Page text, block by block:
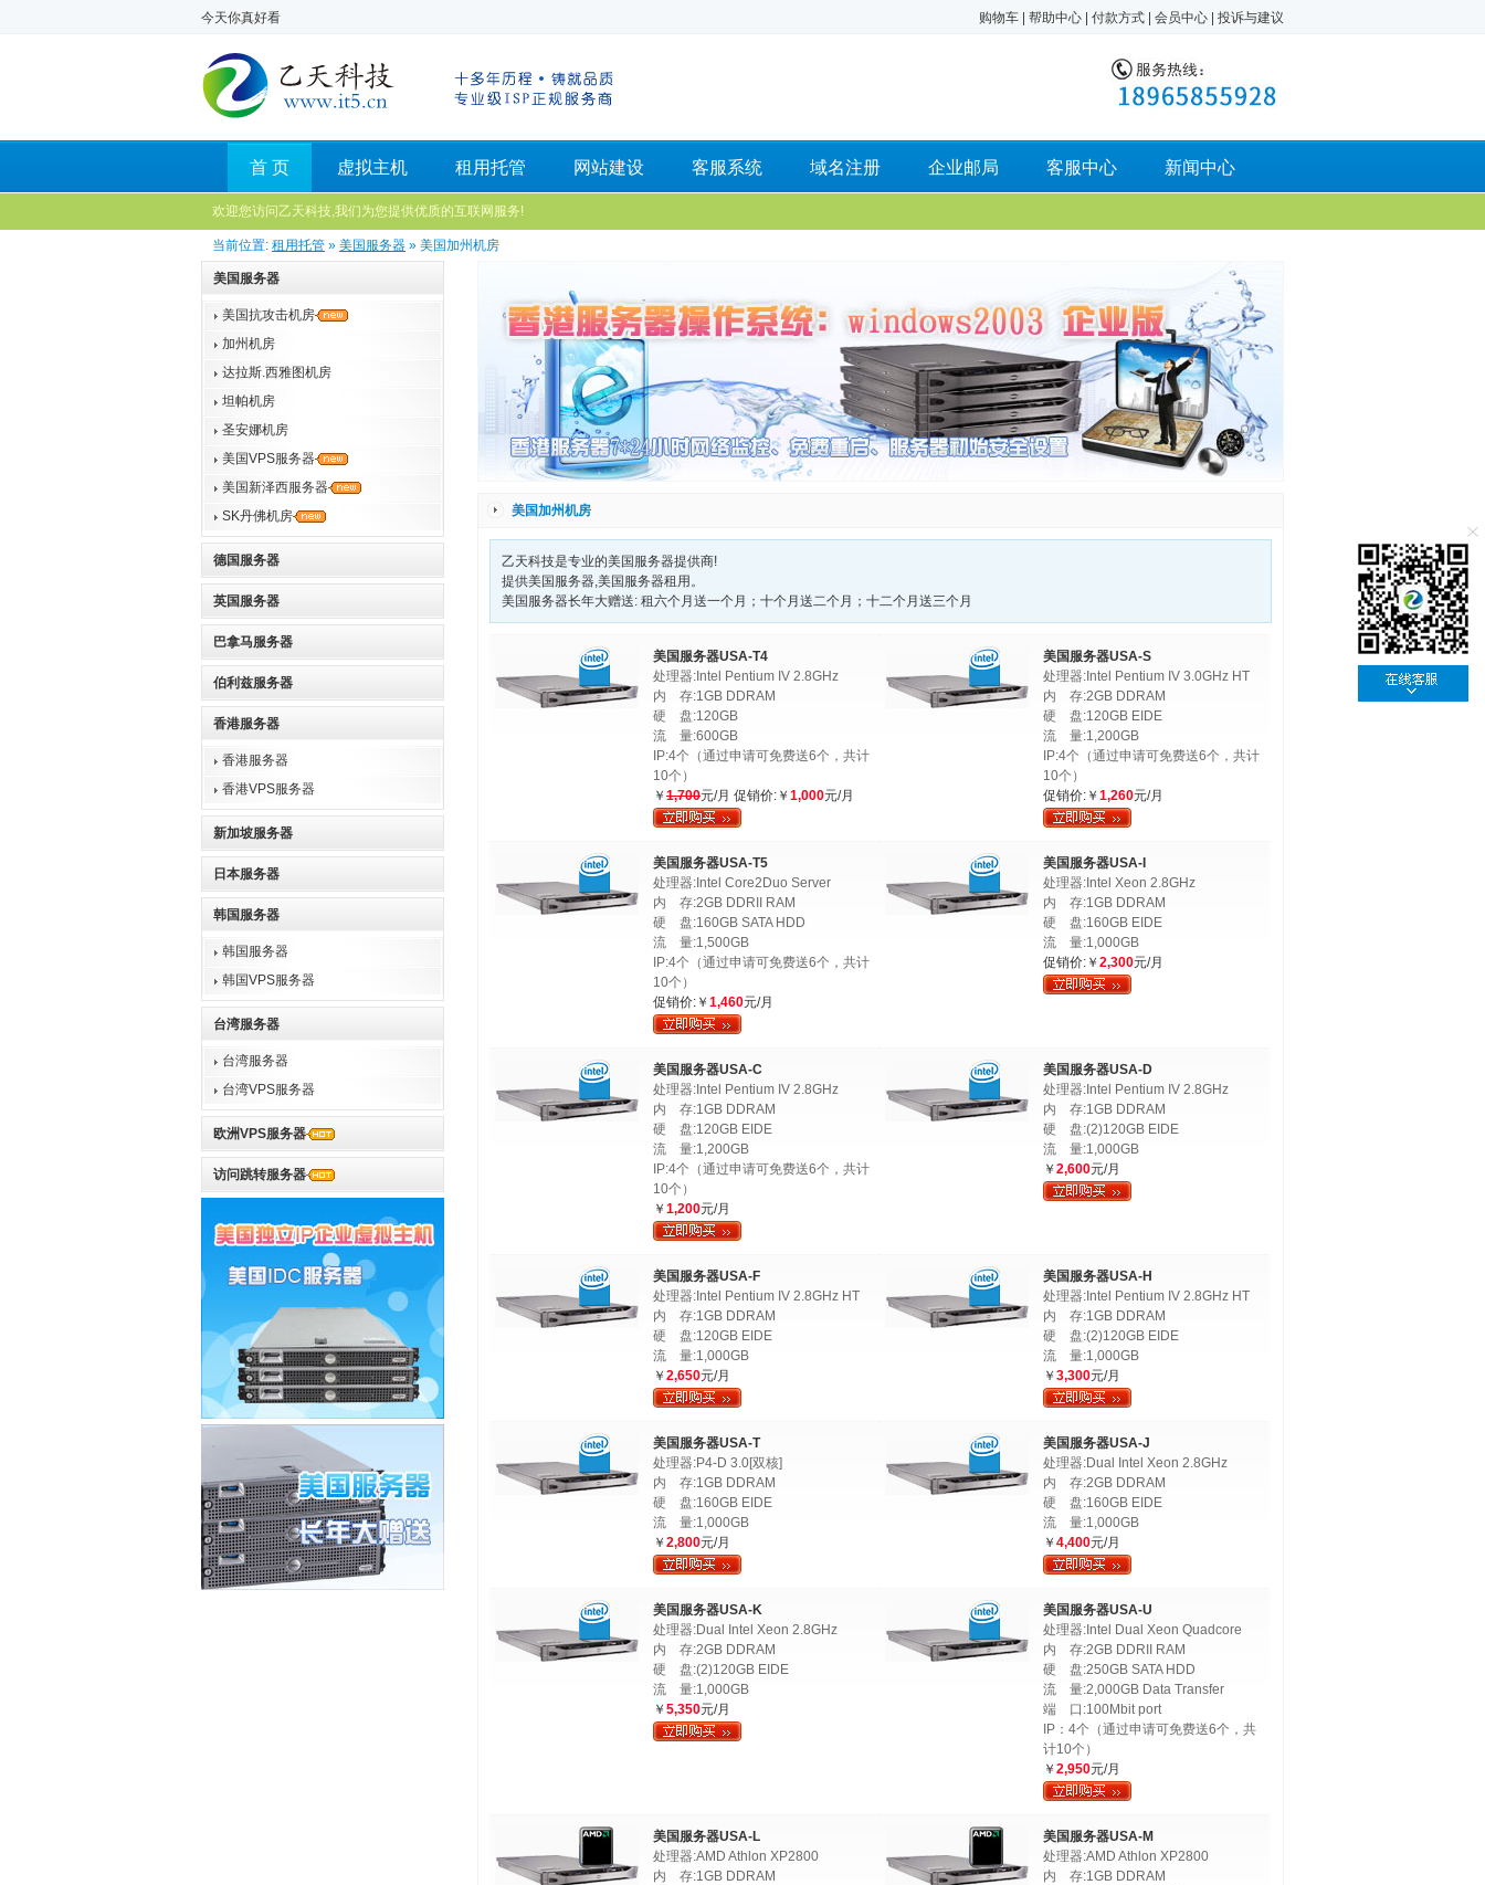
今天你真好看 购物车 帮助中心 付款方式 会员中心 投诉与建议
首 页 虚拟主机 租用托管 网站建设 客服系统 域名注册 企业邮局 客服中心 新闻中心
欢迎您访问乙天科技,我们为您提供优质的互联网服务!
当前位置: 租用托管 » 美国服务器 » 美国加州机房
美国服务器
美国抗攻击机房
加州机房
达拉斯.西雅图机房
坦帕机房
圣安娜机房
美国VPS服务器
美国新泽西服务器
SK丹佛机房
德国服务器
英国服务器
巴拿马服务器
伯利兹服务器
香港服务器
香港服务器
香港VPS服务器
新加坡服务器
日本服务器
韩国服务器
韩国服务器
韩国VPS服务器
台湾服务器
台湾服务器
台湾VPS服务器
欧洲VPS服务器
访问跳转服务器
美国加州机房
乙天科技是专业的美国服务器提供商!
提供美国服务器,美国服务器租用。
美国服务器长年大赠送: 租六个月送一个月；十个月送二个月；十二个月送三个月
美国服务器USA-T4
处理器:Intel Pentium IV 2.8GHz
内 存:1GB DDRAM
硬 盘:120GB
流 量:600GB
IP:4个（通过申请可免费送6个，共计
10个）
￥ 1,700元/月 促销价:￥ 1,000元/月
美国服务器USA-S
处理器:Intel Pentium IV 3.0GHz HT
内 存:2GB DDRAM
硬 盘:120GB EIDE
流 量:1,200GB
IP:4个（通过申请可免费送6个，共计
10个）
促销价:￥ 1,260元/月
美国服务器USA-T5
处理器:Intel Core2Duo Server
内 存:2GB DDRII RAM
硬 盘:160GB SATA HDD
流 量:1,500GB
IP:4个（通过申请可免费送6个，共计
10个）
促销价:￥ 1,460元/月
美国服务器USA-I
处理器:Intel Xeon 2.8GHz
内 存:1GB DDRAM
硬 盘:160GB EIDE
流 量:1,000GB
促销价:￥ 2,300元/月
美国服务器USA-C
处理器:Intel Pentium IV 2.8GHz
内 存:1GB DDRAM
硬 盘:120GB EIDE
流 量:1,200GB
IP:4个（通过申请可免费送6个，共计
10个）
￥ 1,200元/月
美国服务器USA-D
处理器:Intel Pentium IV 2.8GHz
内 存:1GB DDRAM
硬 盘:(2)120GB EIDE
流 量:1,000GB
￥ 2,600元/月
美国服务器USA-F
处理器:Intel Pentium IV 2.8GHz HT
内 存:1GB DDRAM
硬 盘:120GB EIDE
流 量:1,000GB
￥ 2,650元/月
美国服务器USA-H
处理器:Intel Pentium IV 2.8GHz HT
内 存:1GB DDRAM
硬 盘:(2)120GB EIDE
流 量:1,000GB
￥ 3,300元/月
美国服务器USA-T
处理器:P4-D 3.0[双核]
内 存:1GB DDRAM
硬 盘:160GB EIDE
流 量:1,000GB
￥ 2,800元/月
美国服务器USA-J
处理器:Dual Intel Xeon 2.8GHz
内 存:2GB DDRAM
硬 盘:160GB EIDE
流 量:1,000GB
￥ 4,400元/月
美国服务器USA-K
处理器:Dual Intel Xeon 2.8GHz
内 存:2GB DDRAM
硬 盘:(2)120GB EIDE
流 量:1,000GB
￥ 5,350元/月
美国服务器USA-U
处理器:Intel Dual Xeon Quadcore
内 存:2GB DDRII RAM
硬 盘:250GB SATA HDD
流 量:2,000GB Data Transfer
端 口:100Mbit port
IP：4个（通过申请可免费送6个，共
计10个）
￥ 2,950元/月
美国服务器USA-L
处理器:AMD Athlon XP2800
内 存:1GB DDRAM
美国服务器USA-M
处理器:AMD Athlon XP2800
内 存:1GB DDRAM